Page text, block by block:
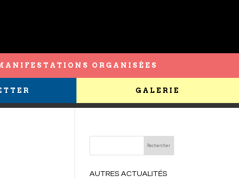
ORGANISÉES
GALERIE
AUTRES ACTUALITÉS